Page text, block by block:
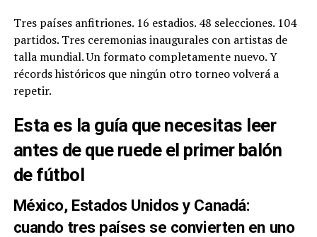
Tres países anfitriones. 16 estadios. 48 selecciones. 104
partidos. Tres ceremonias inaugurales con artistas de
talla mundial. Un formato completamente nuevo. Y
récords históricos que ningún otro torneo volverá a
repetir.
Esta es la guía que necesitas leer
antes de que ruede el primer balón
de fútbol
México, Estados Unidos y Canadá:
cuando tres países se convierten en uno